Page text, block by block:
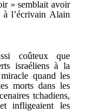
» semblait avoir
l’écrivain Alain
coûteux que
israéliens à la
quand les
morts dans les
tchadiens,
infligeaient les